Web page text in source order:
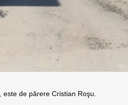
este de părere Cristian Roşu.